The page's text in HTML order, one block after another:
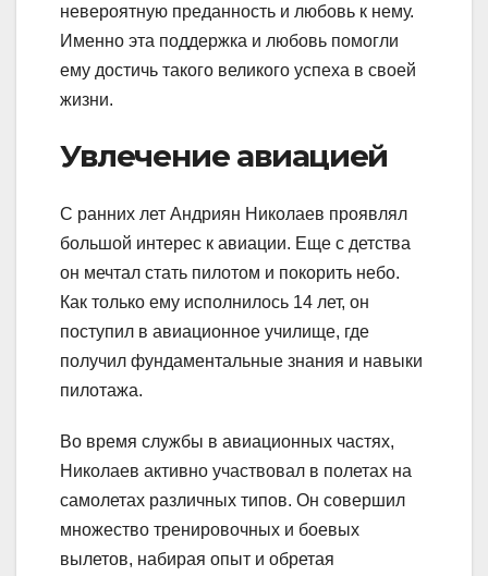
невероятную преданность и любовь к нему.
Именно эта поддержка и любовь помогли
ему достичь такого великого успеха в своей
жизни.
Увлечение авиацией
С ранних лет Андриян Николаев проявлял
большой интерес к авиации. Еще с детства
он мечтал стать пилотом и покорить небо.
Как только ему исполнилось 14 лет, он
поступил в авиационное училище, где
получил фундаментальные знания и навыки
пилотажа.
Во время службы в авиационных частях,
Николаев активно участвовал в полетах на
самолетах различных типов. Он совершил
множество тренировочных и боевых
вылетов, набирая опыт и обретая